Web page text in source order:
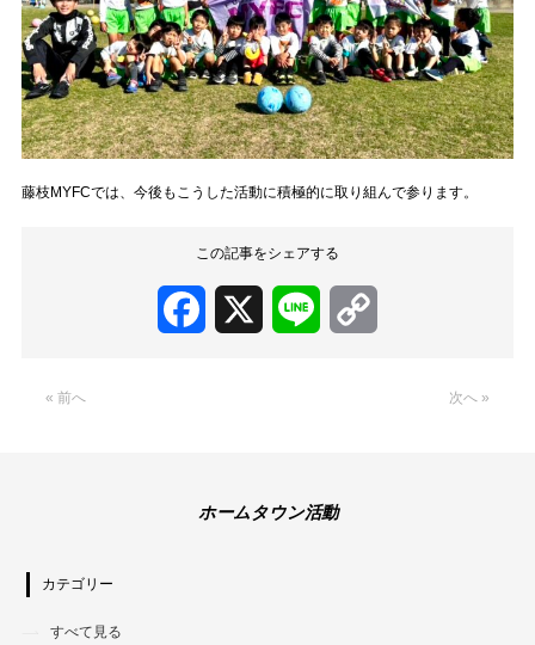
藤枝MYFCでは、今後もこうした活動に積極的に取り組んで参ります。
この記事をシェアする
Facebook Line
« 前へ 次へ »
ホームタウン活動
カテゴリー
すべて見る